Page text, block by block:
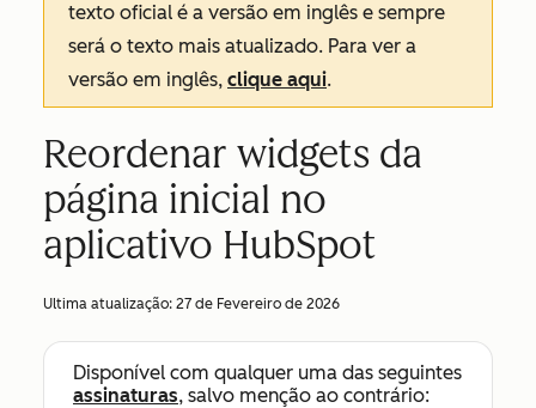
texto oficial é a versão em inglês e sempre
será o texto mais atualizado. Para ver a
versão em inglês, clique aqui.
Reordenar widgets da
página inicial no
aplicativo HubSpot
Ultima atualização: 27 de Fevereiro de 2026
Disponível com qualquer uma das seguintes
assinaturas, salvo menção ao contrário: